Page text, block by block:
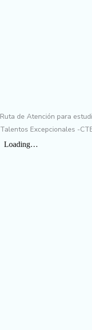
Ruta de Atención para
Talentos Excepcionales -